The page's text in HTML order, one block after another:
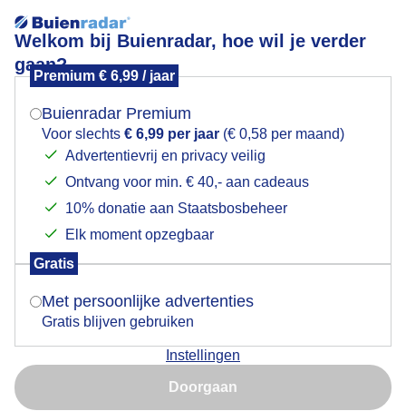
Welkom bij Buienradar, hoe wil je verder
gaan?
Premium € 6,99 / jaar
Buienradar Premium
Voor slechts € 6,99 per jaar (€ 0,58 per maand)
Advertentievrij en privacy veilig
Ontvang voor min. € 40,- aan cadeaus
10% donatie aan Staatsbosbeheer
Elk moment opzegbaar
Gratis
Met persoonlijke advertenties
Gratis blijven gebruiken
Instellingen
Doorgaan
Mallorca
Door: Tonny de Vries Gemaakt: 04-09-2025, 33x bekeken
Mogen we je locatie gebruiken voor het
Indien je hier nog geen akkoord op hebt gegeven,
verschijnt er zo een pop-up uit je browser waarin
Is goed, toon de popup
Nu niet, misschien later